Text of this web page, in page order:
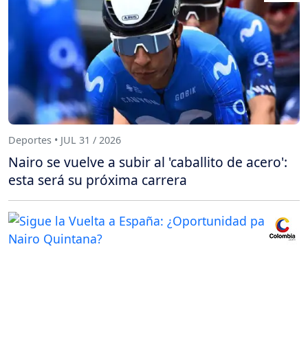
Deportes • JUL 31 / 2026
Nairo se vuelve a subir al 'caballito de acero':
esta será su próxima carrera